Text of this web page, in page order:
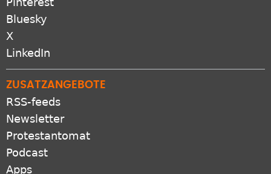
Bluesky
X
LinkedIn
RSS-feeds
Newsletter
Protestantomat
Podcast
Apps